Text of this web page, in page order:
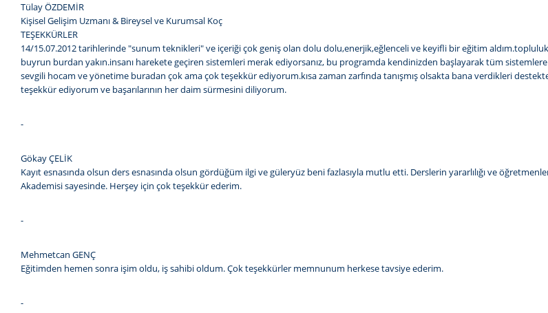
Tülay ÖZDEMİR
Kişisel Gelişim Uzmanı & Bireysel ve Kurumsal Koç
TEŞEKKÜRLER
14/15.07.2012 tarihlerinde "sunum teknikleri" ve içeriği çok geniş olan dolu dolu,enerjik,eğlenceli ve keyifli bir eğitim
buyrun burdan yakın.insanı harekete geçiren sistemleri merak ediyorsanız, bu programda kendinizden başlayarak tüm
sevgili hocam ve yönetime buradan çok ama çok teşekkür ediyorum.kısa zaman zarfında tanışmış olsakta bana verdikleri
teşekkür ediyorum ve başarılarının her daim sürmesini diliyorum.
-
Gökay ÇELİK
Kayıt esnasında olsun ders esnasında olsun gördüğüm ilgi ve güleryüz beni fazlasıyla mutlu etti. Derslerin yararlılığı ve
Akademisi sayesinde. Herşey için çok teşekkür ederim.
-
Mehmetcan GENÇ
Eğitimden hemen sonra işim oldu, iş sahibi oldum. Çok teşekkürler memnunum herkese tavsiye ederim.
-